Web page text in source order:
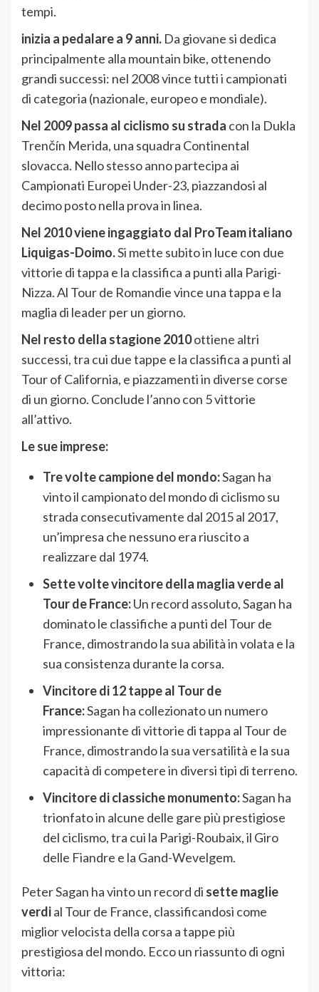
tempi.
inizia a pedalare a 9 anni. Da giovane si dedica
principalmente alla mountain bike, ottenendo
grandi successi: nel 2008 vince tutti i campionati
di categoria (nazionale, europeo e mondiale).
Nel 2009 passa al ciclismo su strada con la Dukla
Trenčín Merida, una squadra Continental
slovacca. Nello stesso anno partecipa ai
Campionati Europei Under-23, piazzandosi al
decimo posto nella prova in linea.
Nel 2010 viene ingaggiato dal ProTeam italiano
Liquigas-Doimo.Si mette subito in luce con due
vittorie di tappa e la classifica a punti alla Parigi-
Nizza. Al Tour de Romandie vince una tappa e la
maglia di leader per un giorno.
Nel resto della stagione 2010ottiene altri
successi, tra cui due tappe e la classifica a punti al
Tour of California, e piazzamenti in diverse corse
di un giorno. Conclude l’anno con 5 vittorie
all’attivo.
Le sue imprese:
Tre volte campione del mondo:Sagan ha
vinto il campionato del mondo di ciclismo su
strada consecutivamente dal 2015 al 2017,
un’impresa che nessuno era riuscito a
realizzare dal 1974.
Sette volte vincitore della maglia verde al
Tour de France:Un record assoluto, Sagan ha
dominato le classifiche a punti del Tour de
France, dimostrando la sua abilità in volata e la
sua consistenza durante la corsa.
Vincitore di 12 tappe al Tour de
France:Sagan ha collezionato un numero
impressionante di vittorie di tappa al Tour de
France, dimostrando la sua versatilità e la sua
capacità di competere in diversi tipi di terreno.
Vincitore di classiche monumento:Sagan ha
trionfato in alcune delle gare più prestigiose
del ciclismo, tra cui la Parigi-Roubaix, il Giro
delle Fiandre e la Gand-Wevelgem.
Peter Sagan ha vinto un record di sette maglie
verdial Tour de France, classificandosi come
miglior velocista della corsa a tappe più
prestigiosa del mondo. Ecco un riassunto di ogni
vittoria: